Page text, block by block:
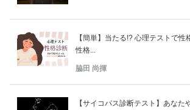
【簡単】当たる!? 心理テストで
性格...
脇田 尚揮
【サイコパス診断テスト】あなた